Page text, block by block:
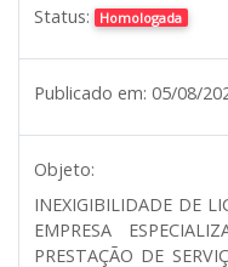
Status: Homologada
Publicado em: 05/08/
Objeto:
INEXIGIBILIDADE DE
EMPRESA
PRESTAÇÃO DE